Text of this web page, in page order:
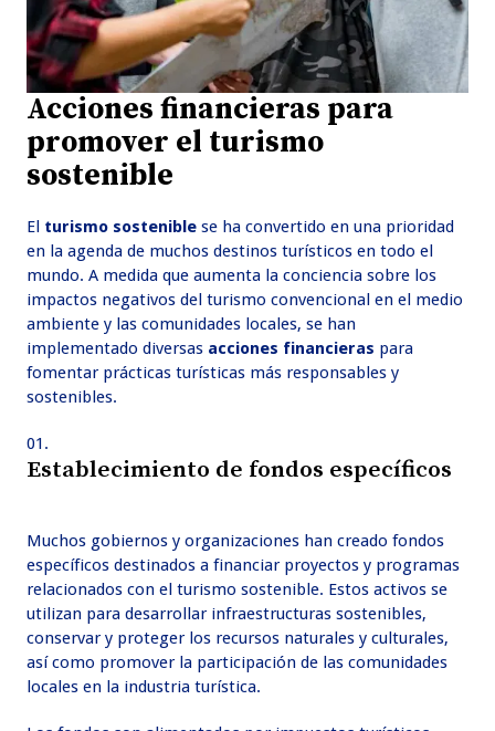
Acciones financieras para
promover el turismo
sostenible
El turismo sostenible se ha convertido en una prioridad
en la agenda de muchos destinos turísticos en todo el
mundo. A medida que aumenta la conciencia sobre los
impactos negativos del turismo convencional en el medio
ambiente y las comunidades locales, se han
implementado diversas acciones financieras para
fomentar prácticas turísticas más responsables y
sostenibles.
Establecimiento de fondos específicos
Muchos gobiernos y organizaciones han creado fondos
específicos destinados a financiar proyectos y programas
relacionados con el turismo sostenible. Estos activos se
utilizan para desarrollar infraestructuras sostenibles,
conservar y proteger los recursos naturales y culturales,
así como promover la participación de las comunidades
locales en la industria turística.